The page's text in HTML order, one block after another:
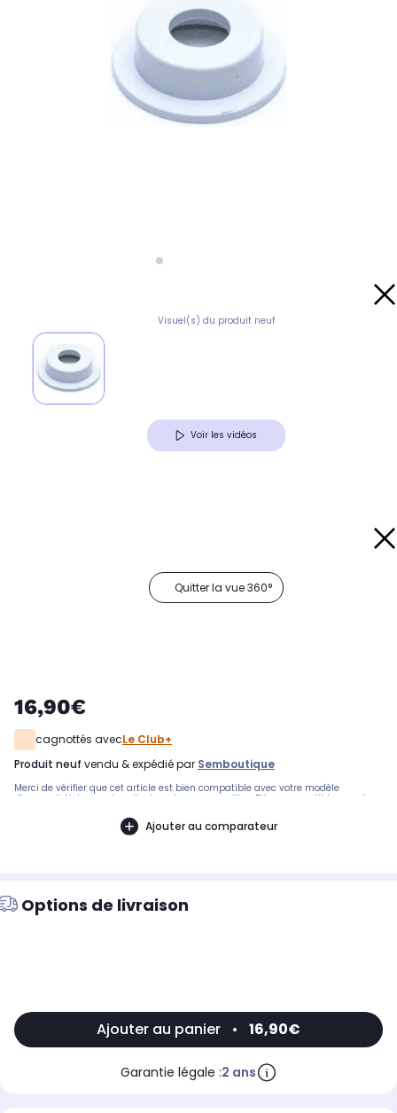
Visuel(s) du produit neuf
Voir les vidéos
Quitter la vue 360°
16,90€
cagnottés avecLe Club+
produit neuf vendu & expédié par Semboutique
Merci de vérifier que cet article est bien compatible avec votre modèle
d'appareil. Notre service client peut vous conseiller. .Pièce compatible avec les
Ajouter au comparateur
Options de livraison
Ajouter au panier • 16,90€
Garantie légale :2 ans